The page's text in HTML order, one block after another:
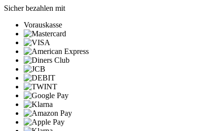
Sicher bezahlen mit
Vorauskasse